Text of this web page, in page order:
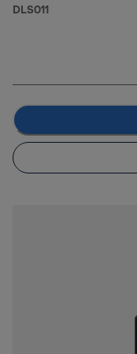
DLS011